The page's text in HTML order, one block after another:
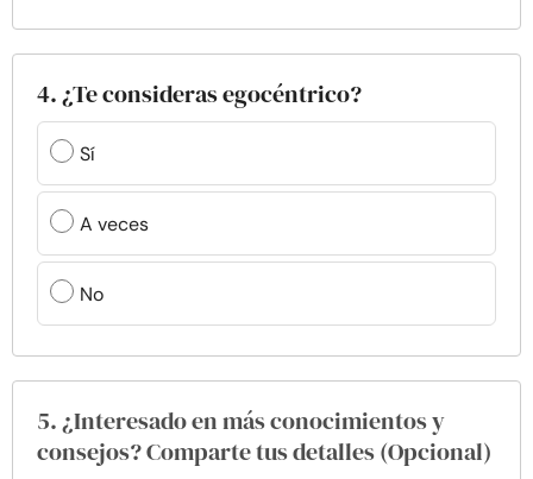
4. ¿Te consideras egocéntrico?
Sí
A veces
No
5. ¿Interesado en más conocimientos y
consejos? Comparte tus detalles (Opcional)